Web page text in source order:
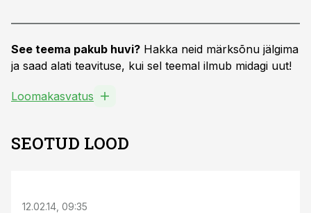
See teema pakub huvi? Hakka neid märksõnu jälgima
ja saad alati teavituse, kui sel teemal ilmub midagi uut!
Loomakasvatus
SEOTUD LOOD
12.02.14, 09:35